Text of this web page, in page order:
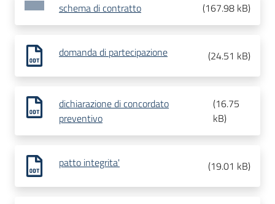
schema di contratto (167.98 kB)
domanda di partecipazione (24.51 kB)
dichiarazione di concordato
preventivo
(16.75
kB)
patto integrita' (19.01 kB)